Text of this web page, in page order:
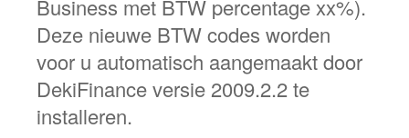
Business met BTW percentage xx%).
Deze nieuwe BTW codes worden
voor u automatisch aangemaakt door
DekiFinance versie 2009.2.2 te
installeren.